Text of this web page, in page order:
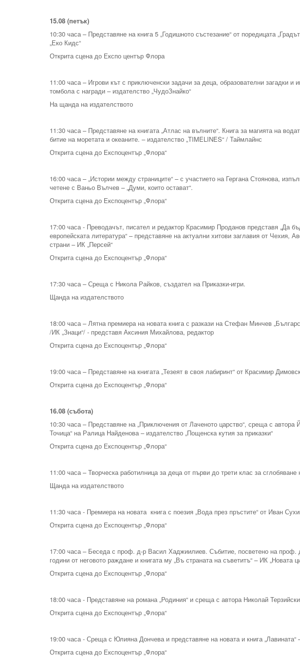
15.08 (петък)
10:30 часа – Представяне на книга 5 „Годишното състезание“ от поредицата
„Еко Кидс“
Открита сцена до Експо център Флора
11:00 часа – Игрови кът с приключенски задачи за деца, образователни загадки и
томбола с награди – издателство „ЧудоЗнайко“
На щанда на издателството
11:30 часа – Представяне на книгата „Атлас на вълните“. Книга за магията на
битие на моретата и океаните. – издателство „TIMELINES“ / Таймлайнс
Открита сцена до Експоцентър „Флора“
16:00 часа – „Истории между страниците“ – с участието на Гергана Стоянова,
четене с Ваньо Вълчев – „Думи, които остават“.
Открита сцена до Експоцентър „Флора“
17:00 часа - Преводачът, писател и редактор Красимир Проданов представя „Да
европейската литература“ – представяне на актуални хитови заглавия от Чехия,
страни – ИК „Персей“
Открита сцена до Експоцентър „Флора“
17:30 часа – Среща с Никола Райков, създател на Приказки-игри.
Щанда на издателството
18:00 часа – Лятна премиера на новата книга с разкази на Стефан Минчев
/ИК „Знаци“/ - представя Аксиния Михайлова, редактор
Открита сцена до Експоцентър „Флора“
19:00 часа – Представяне на книгата „Тезеят в своя лабиринт“ от Красимир
Открита сцена до Експоцентър „Флора“
16.08 (събота)
10:30 часа – Представяне на „Приключения от Лаченото царство“, среща с автора
Точица“ на Ралица Найденова – издателство „Пощенска кутия за приказки“
Открита сцена до Експоцентър „Флора“
11:00 часа – Творческа работилница за деца от първи до трети клас за сглобяване
Щанда на издателството
11:30 часа - Премиера на новата книга с поезия „Вода през пръстите“ от Иван
Открита сцена до Експоцентър „Флора“
17:00 часа – Беседа с проф. д-р Васил Хаджиилиев. Събитие, посветено на проф.
години от неговото раждане и книгата му „Въ страната на съветитъ“ – ИК „Новата
Открита сцена до Експоцентър „Флора“
18:00 часа - Представяне на романа „Родиния“ и среща с автора Николай
Открита сцена до Експоцентър „Флора“
19:00 часа - Среща с Юлияна Дончева и представяне на новата и книга „Лавината“
Открита сцена до Експоцентър „Флора“